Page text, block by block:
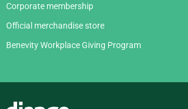
Corporate membership
Official merchandise store
Benevity Workplace Giving Program